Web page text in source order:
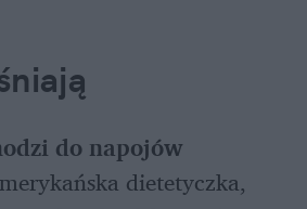
do napojów
dietetyczka,